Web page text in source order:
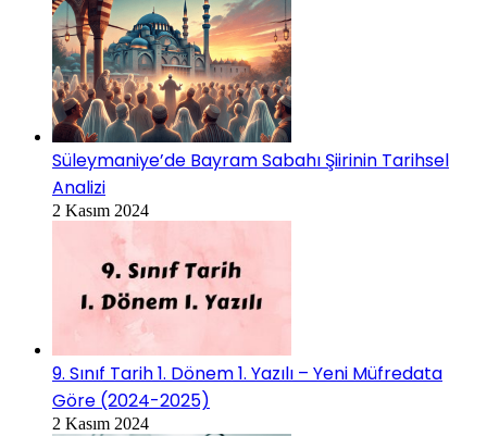
Süleymaniye’de Bayram Sabahı Şiirinin Tarihsel
Analizi
2 Kasım 2024
9. Sınıf Tarih 1. Dönem 1. Yazılı – Yeni Müfredata
Göre (2024-2025)
2 Kasım 2024